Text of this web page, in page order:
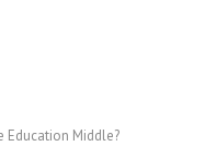
Education Middle?